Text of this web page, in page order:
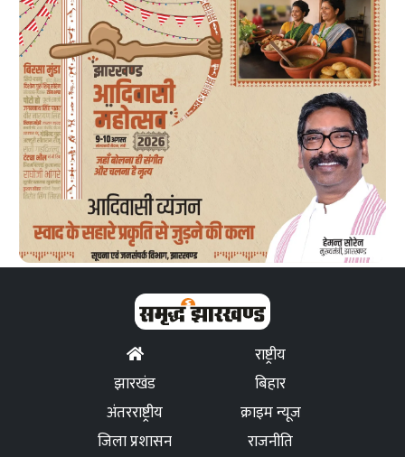
राष्ट्रीय
झारखंड
बिहार
अंतरराष्ट्रीय
क्राइम न्यूज
जिला प्रशासन
राजनीति